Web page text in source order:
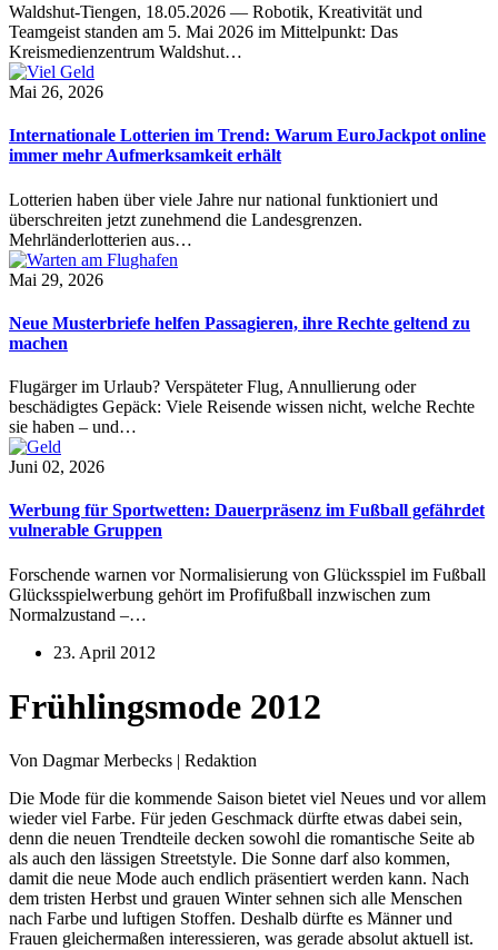
Waldshut-Tiengen, 18.05.2026 — Robotik, Kreativität und
Teamgeist standen am 5. Mai 2026 im Mittelpunkt: Das
Kreismedienzentrum Waldshut…
Mai 26, 2026
Internationale Lotterien im Trend: Warum EuroJackpot online
immer mehr Aufmerksamkeit erhält
Lotterien haben über viele Jahre nur national funktioniert und
überschreiten jetzt zunehmend die Landesgrenzen.
Mehrländerlotterien aus…
Mai 29, 2026
Neue Musterbriefe helfen Passagieren, ihre Rechte geltend zu
machen
Flugärger im Urlaub? Verspäteter Flug, Annullierung oder
beschädigtes Gepäck: Viele Reisende wissen nicht, welche Rechte
sie haben – und…
Juni 02, 2026
Werbung für Sportwetten: Dauerpräsenz im Fußball gefährdet
vulnerable Gruppen
Forschende warnen vor Normalisierung von Glücksspiel im Fußball
Glücksspielwerbung gehört im Profifußball inzwischen zum
Normalzustand –…
23. April 2012
Frühlingsmode 2012
Von Dagmar Merbecks | Redaktion
Die Mode für die kommende Saison bietet viel Neues und vor allem
wieder viel Farbe. Für jeden Geschmack dürfte etwas dabei sein,
denn die neuen Trendteile decken sowohl die romantische Seite ab
als auch den lässigen Streetstyle. Die Sonne darf also kommen,
damit die neue Mode auch endlich präsentiert werden kann. Nach
dem tristen Herbst und grauen Winter sehnen sich alle Menschen
nach Farbe und luftigen Stoffen. Deshalb dürfte es Männer und
Frauen gleichermaßen interessieren, was gerade absolut aktuell ist.